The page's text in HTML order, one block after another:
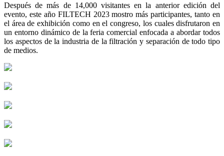
Después de más de 14,000 visitantes en la anterior edición del
evento, este año FILTECH 2023 mostro más participantes, tanto en
el área de exhibición como en el congreso, los cuales disfrutaron en
un entorno dinámico de la feria comercial enfocada a abordar todos
los aspectos de la industria de la filtración y separación de todo tipo
de medios.